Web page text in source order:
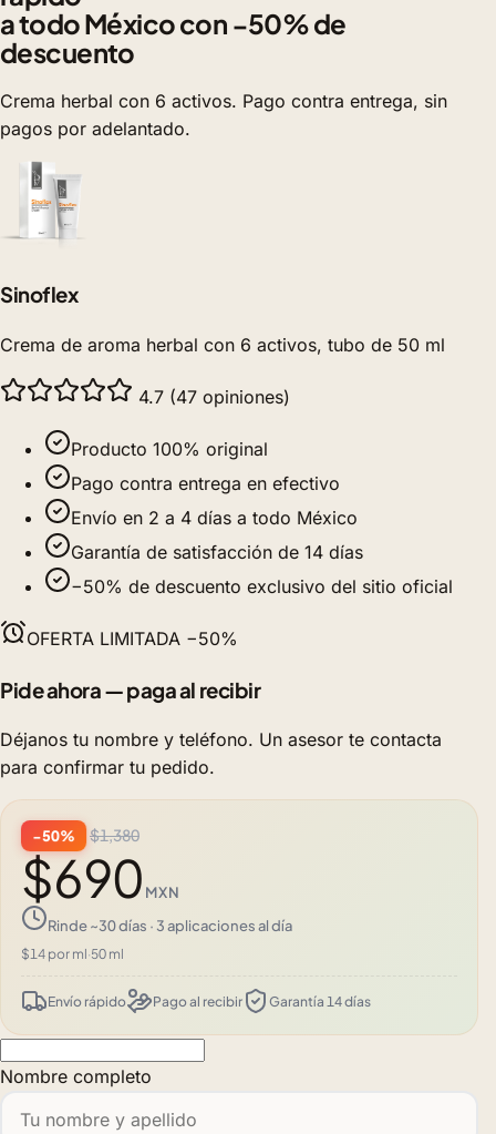
a todo México con −50% de
descuento
Crema herbal con 6 activos. Pago contra entrega, sin
pagos por adelantado.
Sinoflex
Crema de aroma herbal con 6 activos, tubo de 50 ml
4.7 (47 opiniones)
Producto 100% original
Pago contra entrega en efectivo
Envío en 2 a 4 días a todo México
Garantía de satisfacción de 14 días
−50% de descuento exclusivo del sitio oficial
OFERTA LIMITADA −50%
Pide ahora — paga al recibir
Déjanos tu nombre y teléfono. Un asesor te contacta
para confirmar tu pedido.
−50% $1,380
$690 MXN
Rinde ~30 días · 3 aplicaciones al día
$14 por ml·50 ml
Envío rápido Pago al recibir Garantía 14 días
Nombre completo